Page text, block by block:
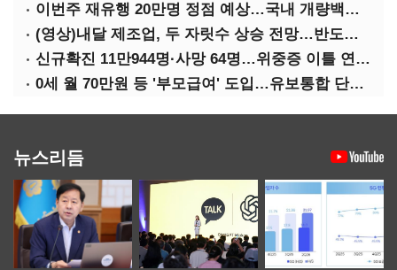
이번주 재유행 20만명 정점 예상…국내 개량백신 도입은 '언제쯤'
(영상)내달 제조업, 두 자릿수 상승 전망…반도체·가전은 어두워
신규확진 11만944명·사망 64명…위중증 이틀 연속 500명대
0세 월 70만원 등 '부모급여' 도입…유보통합 단계적 추진
뉴스리듬